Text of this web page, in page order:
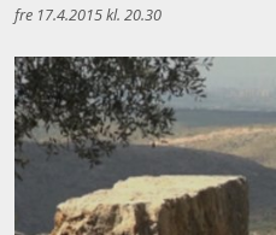
fre 17.4.2015 kl. 20.30